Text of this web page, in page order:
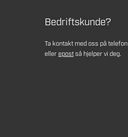
Bedriftskunde?
Ta kontakt med oss på telefon
ellerepostså hjelper vi deg.